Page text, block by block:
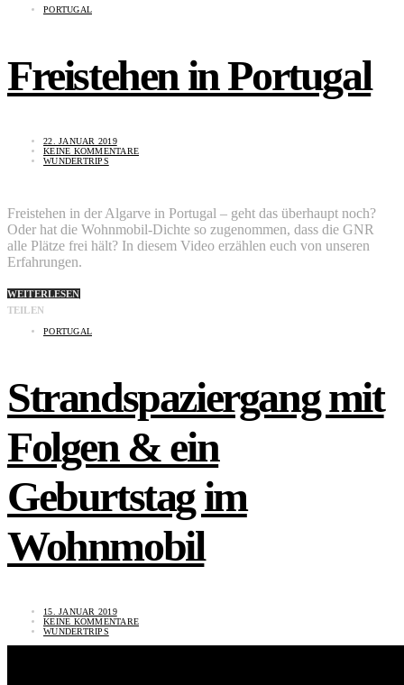
PORTUGAL
Freistehen in Portugal
22. JANUAR 2019
KEINE KOMMENTARE
WUNDERTRIPS
Freistehen in der Algarve in Portugal – geht das überhaupt noch?
Oder hat die Wohnmobil-Dichte so zugenommen, dass die GNR
alle Plätze frei hält? In diesem Video erzählen euch von unseren
Erfahrungen.
WEITERLESEN
TEILEN
PORTUGAL
Strandspaziergang mit
Folgen & ein
Geburtstag im
Wohnmobil
15. JANUAR 2019
KEINE KOMMENTARE
WUNDERTRIPS